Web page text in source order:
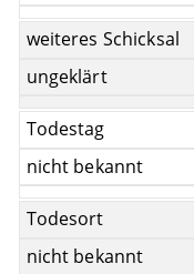
weiteres Schicksal
ungeklärt
Todestag
nicht bekannt
Todesort
nicht bekannt